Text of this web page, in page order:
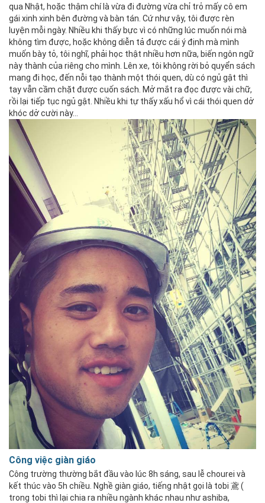
qua Nhật, hoặc thậm chí là vừa đi đường vừa chỉ trỏ mấy cô em
gái xinh xinh bên đường và bàn tán. Cứ như vậy, tôi được rèn
luyện mỗi ngày. Nhiều khi thấy bực vì có những lúc muốn nói mà
không tìm được, hoặc không diễn tả được cái ý định mà mình
muốn bày tỏ, tôi nghĩ, phải học thật nhiều hơn nữa, biến ngôn ngữ
này thành của riêng cho mình. Lên xe, tôi không rời bỏ quyển sách
mang đi học, đến nỗi tạo thành một thói quen, dù có ngủ gật thì
tay vẫn cầm chặt được cuốn sách. Mở mắt ra đọc được vài chữ,
rồi lại tiếp tục ngủ gật. Nhiều khi tự thấy xấu hổ vì cái thói quen dở
khóc dở cười này…
Công việc giàn giáo
Công trường thường bắt đầu vào lúc 8h sáng, sau lễ chourei và
kết thúc vào 5h chiều. Nghề giàn giáo, tiếng nhật gọi là tobi 鳶 (
trong tobi thì lại chia ra nhiều ngành khác nhau như ashiba,